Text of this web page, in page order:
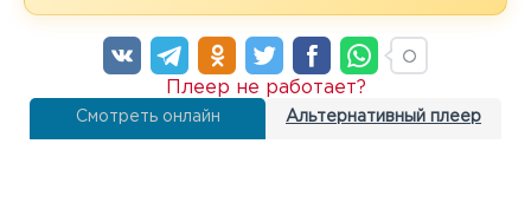
Смотреть онлайн Альтернативный плеер
Плеер не работает?